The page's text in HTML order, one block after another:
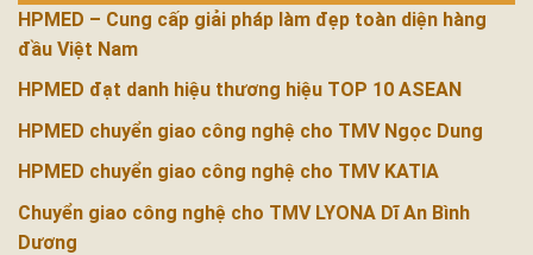
HPMED – Cung cấp giải pháp làm đẹp toàn diện hàng
đầu Việt Nam
HPMED đạt danh hiệu thương hiệu TOP 10 ASEAN
HPMED chuyển giao công nghệ cho TMV Ngọc Dung
HPMED chuyển giao công nghệ cho TMV KATIA
Chuyển giao công nghệ cho TMV LYONA Dĩ An Bình
Dương